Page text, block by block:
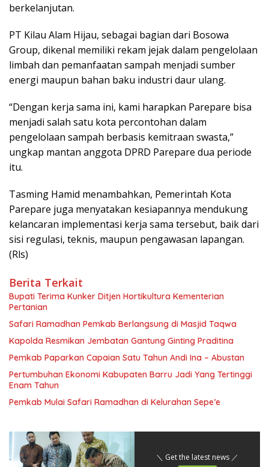
berkelanjutan.
PT Kilau Alam Hijau, sebagai bagian dari Bosowa
Group, dikenal memiliki rekam jejak dalam pengelolaan
limbah dan pemanfaatan sampah menjadi sumber
energi maupun bahan baku industri daur ulang.
“Dengan kerja sama ini, kami harapkan Parepare bisa
menjadi salah satu kota percontohan dalam
pengelolaan sampah berbasis kemitraan swasta,”
ungkap mantan anggota DPRD Parepare dua periode
itu.
Tasming Hamid menambahkan, Pemerintah Kota
Parepare juga menyatakan kesiapannya mendukung
kelancaran implementasi kerja sama tersebut, baik dari
sisi regulasi, teknis, maupun pengawasan lapangan.
(Rls)
Berita Terkait
Bupati Terima Kunker Ditjen Hortikultura Kementerian
Pertanian
Safari Ramadhan Pemkab Berlangsung di Masjid Taqwa
Kapolda Resmikan Jembatan Gantung Ginting Praditina
Pemkab Paparkan Capaian Satu Tahun Andi Ina – Abustan
Pertumbuhan Ekonomi Kabupaten Barru Jadi Yang Tertinggi
Enam Tahun
Pemkab Mulai Safari Ramadhan di Kelurahan Sepe’e
＼ Get the latest news ／